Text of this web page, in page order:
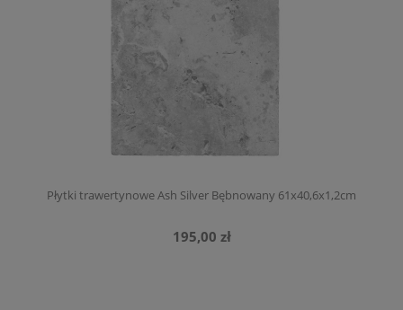
Płytki trawertynowe Ash Silver Bębnowany 61x40,6x1,2cm
195,00 zł